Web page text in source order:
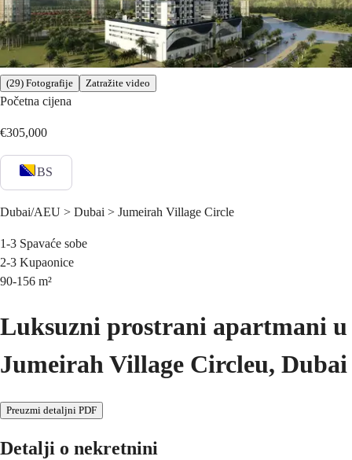
(29) Fotografije Zatražite video
Početna cijena
€305,000
BS
Dubai/AEU > Dubai > Jumeirah Village Circle
1-3 Spavaće sobe
2-3 Kupaonice
90-156 m²
Luksuzni prostrani apartmani u
Jumeirah Village Circleu, Dubai
Preuzmi detaljni PDF
Detalji o nekretnini